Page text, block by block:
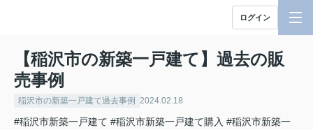
ログイン
【稲沢市の新築一戸建て】過去の販
売事例
稲沢市の新築一戸建て過去事例 2024.02.18
#稲沢市新築一戸建て #稲沢市新築一戸建て購入 #稲沢市新築一